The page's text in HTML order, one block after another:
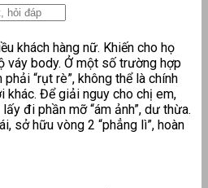
khách hàng nữ. Khiến cho họ
váy body. Ở một số trường hợp
“rụt rè”, không thể là chính
khác. Để giải nguy cho chị em,
đi phần mỡ “ám ảnh”, dư thừa.
sở hữu vòng 2 “phẳng lì”, hoàn